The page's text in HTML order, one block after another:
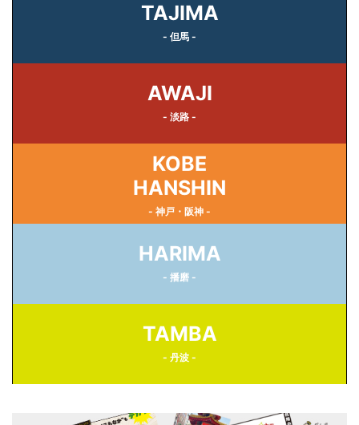
TAJIMA
- 但馬 -
AWAJI
- 淡路 -
KOBE
HANSHIN
- 神戸・阪神 -
HARIMA
- 播磨 -
TAMBA
- 丹波 -